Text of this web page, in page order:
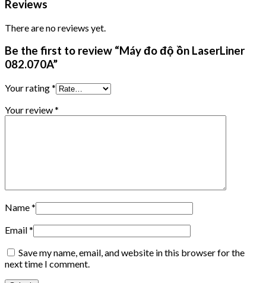
Reviews
There are no reviews yet.
Be the first to review “Máy đo độ ồn LaserLiner
082.070A”
Your rating*
Your review*
Name*
Email*
Save my name, email, and website in this browser for the
next time I comment.